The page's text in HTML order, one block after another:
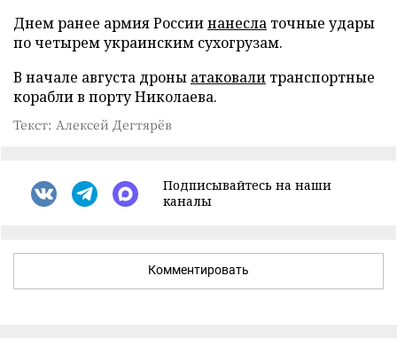
Днем ранее армия Россиинанесла точные удары
по четырем украинским сухогрузам.
В начале августа дроны атаковали транспортные
корабли в порту Николаева.
Текст: Алексей Дегтярёв
Подписывайтесь на наши
каналы
Комментировать